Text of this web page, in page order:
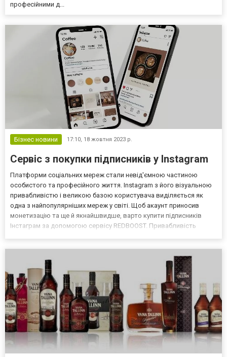
професійними д...
Бізнес новини 17:10, 18 жовтня 2023 р.
Сервіс з покупки підписників у Instagram
Платформи соціальних мереж стали невід'ємною частиною
особистого та професійного життя. Instagram з його візуальною
привабливістю і великою базою користувача виділяється як
одна з найпопулярніших мереж у світі. Щоб акаунт приносив
монетизацію та ще й якнайшвидше, варто купити підписників
Інстаграм за допомогою сервісу REDBOOST. Привабливість